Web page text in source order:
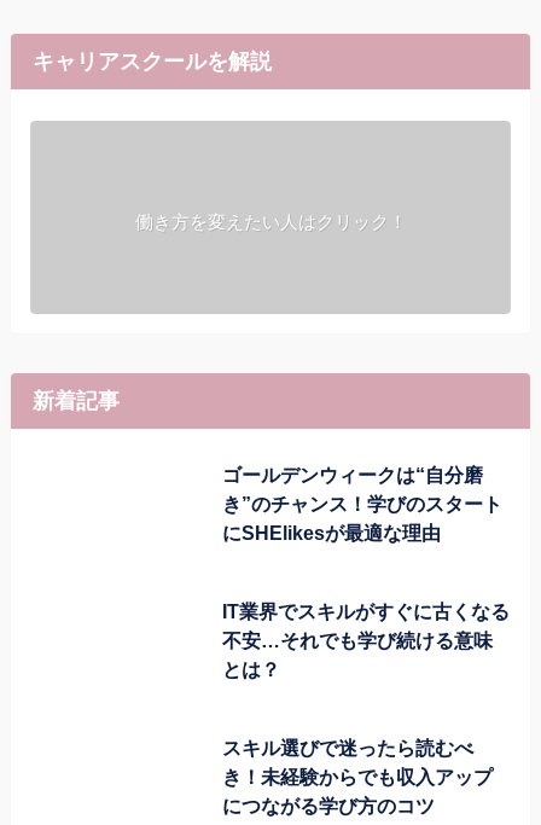
キャリアスクールを解説
働き方を変えたい人はクリック！
新着記事
ゴールデンウィークは“自分磨
き”のチャンス！学びのスタート
にSHElikesが最適な理由
IT業界でスキルがすぐに古くなる
不安…それでも学び続ける意味
とは？
スキル選びで迷ったら読むべ
き！未経験からでも収入アップ
につながる学び方のコツ